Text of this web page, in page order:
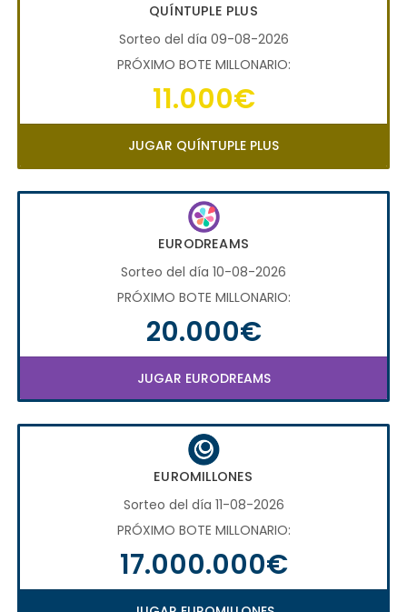
QUÍNTUPLE PLUS
Sorteo del día 09-08-2026
PRÓXIMO BOTE MILLONARIO:
11.000€
JUGAR QUÍNTUPLE PLUS
EURODREAMS
Sorteo del día 10-08-2026
PRÓXIMO BOTE MILLONARIO:
20.000€
JUGAR EURODREAMS
EUROMILLONES
Sorteo del día 11-08-2026
PRÓXIMO BOTE MILLONARIO:
17.000.000€